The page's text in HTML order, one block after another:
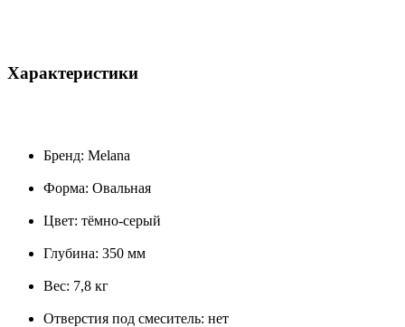
Характеристики
Бренд: Melana
Форма: Овальная
Цвет: тёмно-серый
Глубина: 350 мм
Вес: 7,8 кг
Отверстия под смеситель: нет